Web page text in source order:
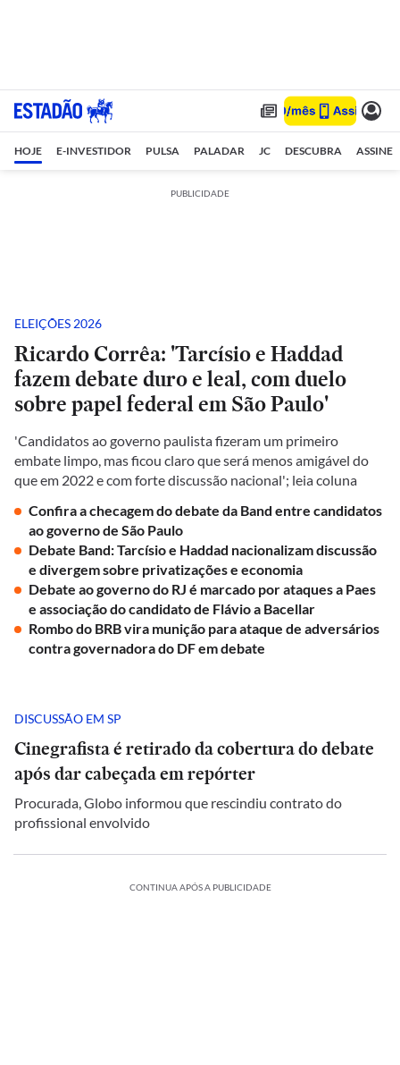
HOJE E-INVESTIDOR PULSA PALADAR JC DESCUBRA ASSINE
PUBLICIDADE
ELEIÇÕES 2026
Ricardo Corrêa: 'Tarcísio e Haddad
fazem debate duro e leal, com duelo
sobre papel federal em São Paulo'
'Candidatos ao governo paulista fizeram um primeiro
embate limpo, mas ficou claro que será menos amigável do
que em 2022 e com forte discussão nacional'; leia coluna
Confira a checagem do debate da Band entre candidatos
ao governo de São Paulo
Debate Band: Tarcísio e Haddad nacionalizam discussão
e divergem sobre privatizações e economia
Debate ao governo do RJ é marcado por ataques a Paes
e associação do candidato de Flávio a Bacellar
Rombo do BRB vira munição para ataque de adversários
contra governadora do DF em debate
DISCUSSÃO EM SP
Cinegrafista é retirado da cobertura do debate
após dar cabeçada em repórter
Procurada, Globo informou que rescindiu contrato do
profissional envolvido
CONTINUA APÓS A PUBLICIDADE